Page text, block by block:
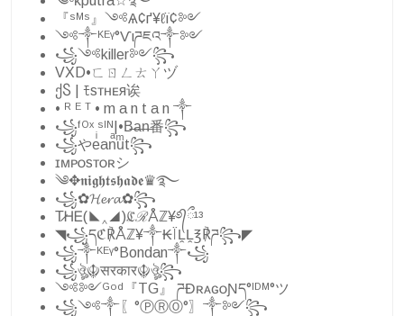
『ˢᴹˢ』༺Ѧ¢ґ¥ℓї¢༻
༺༒ᴷᴱᵞ°Ѵιཌཇའ༒༻
꧁༺killer༻꧂
VXD•ㄈㄖㄥㄊㄚヅ
ქႽ | ﾓsᴛʜᴇя诶
• ᴿ ᴱ ᵀ • m a n t a n ༒
꧁ᶠᴼˣ ˢᴵᴺ|•B̶a̶n̶番꧂
꧁やeͥanͣuͫt꧂
ɪᴍᴘᴏsᴛᴏʀシ︎
༄✥𝖓𝖎𝖌𝖍𝖙𝖘𝖍𝖆𝖉𝖊♛࿐
꧁✿𝓗𝓮𝓻𝓪✿꧂
T̷ᎻᎬ(◣‸◢)ℭℛÅℤ¥࿔᭄ྀ¹³
◥꧁དℭ℟Åℤ¥༒₭ÏḼḼ℥℟ཌ꧂◤
꧁༒ᴷᴱᵞ°Bondan༒꧁
꧁ঔৣ☬सरकार☬ঔৣ꧂
༺༻ᴳᵒᵈ『TG』 ཌĐʀᴀɢᴏƝད°ᴵᴰᴹ°ツ
꧁༺༒〖°ⓅⓇⓄ°〗༒༻꧂